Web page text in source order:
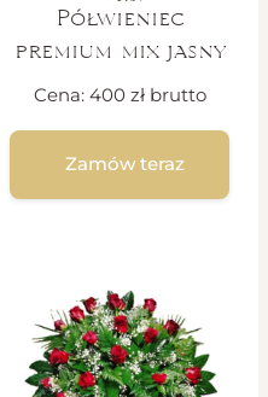
Półwieniec
premium mix jasny
Cena: 400 zł brutto
Zamów teraz